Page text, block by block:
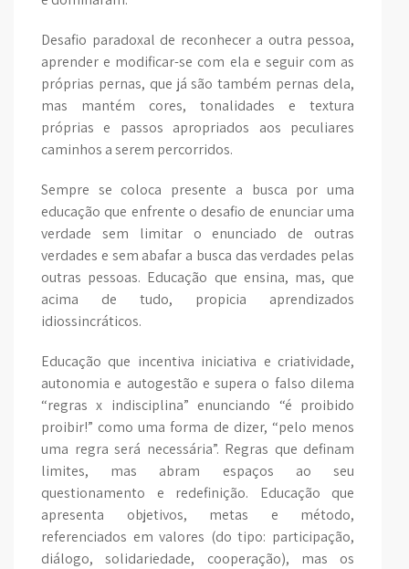
Desafio paradoxal de reconhecer a outra pessoa,
aprender e modificar-se com ela e seguir com as
próprias pernas, que já são também pernas dela,
mas mantém cores, tonalidades e textura
próprias e passos apropriados aos peculiares
caminhos a serem percorridos.
Sempre se coloca presente a busca por uma
educação que enfrente o desafio de enunciar uma
verdade sem limitar o enunciado de outras
verdades e sem abafar a busca das verdades pelas
outras pessoas. Educação que ensina, mas, que
acima de tudo, propicia aprendizados
idiossincráticos.
Educação que incentiva iniciativa e criatividade,
autonomia e autogestão e supera o falso dilema
“regras x indisciplina” enunciando “é proibido
proibir!” como uma forma de dizer, “pelo menos
uma regra será necessária”. Regras que definam
limites, mas abram espaços ao seu
questionamento e redefinição. Educação que
apresenta objetivos, metas e método,
referenciados em valores (do tipo: participação,
diálogo, solidariedade, cooperação), mas os